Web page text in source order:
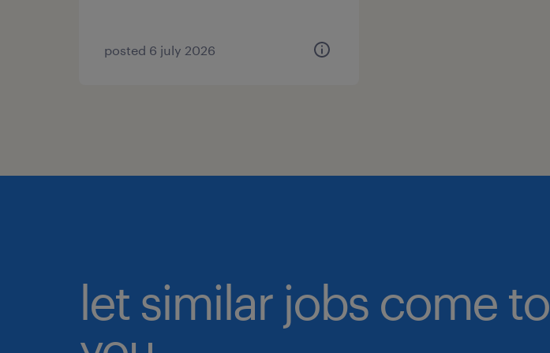
posted 6 july 2026
let similar jobs come to